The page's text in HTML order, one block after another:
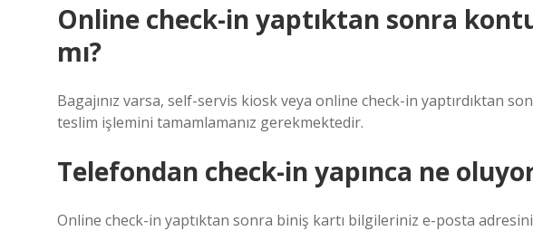
Online check-in yaptıktan sonra
mı?
Bagajınız varsa, self-servis kiosk veya online check-in yaptırdıktan
teslim işlemini tamamlamanız gerekmektedir.
Telefondan check-in yapınca ne
Online check-in yaptıktan sonra biniş kartı bilgileriniz e-posta